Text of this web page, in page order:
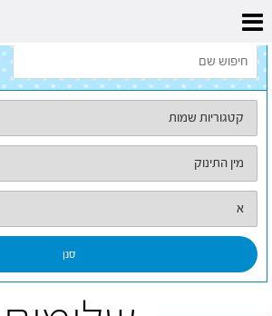
דף הבית